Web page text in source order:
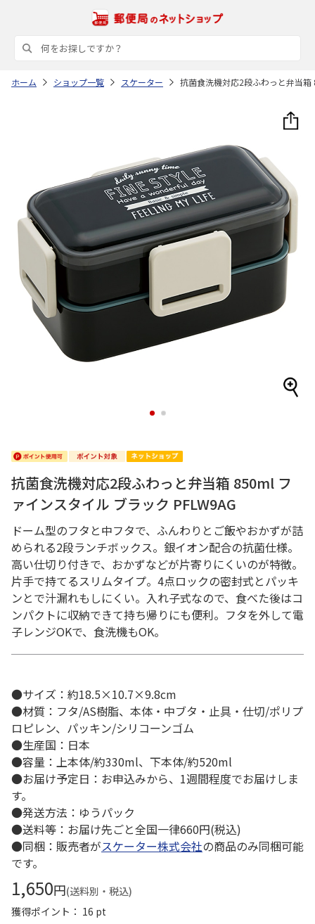
ホーム ショップ一覧 スケーター 抗菌食洗機対応2段ふわっと弁当
1 2
抗菌食洗機対応2段ふわっと弁当箱 850ml フ
ァインスタイル ブラック PFLW9AG
ドーム型のフタと中フタで、ふんわりとご飯やおかずが詰
められる2段ランチボックス。銀イオン配合の抗菌仕様。
高い仕切り付きで、おかずなどが片寄りにくいのが特徴。
片手で持てるスリムタイプ。4点ロックの密封式とパッキ
ンとで汁漏れもしにくい。入れ子式なので、食べた後はコ
ンパクトに収納できて持ち帰りにも便利。フタを外して電
子レンジOKで、食洗機もOK。
●サイズ：約18.5×10.7×9.8cm
●材質：フタ/AS樹脂、本体・中ブタ・止具・仕切/ポリプ
ロピレン、パッキン/シリコーンゴム
●生産国：日本
●容量：上本体/約330ml、下本体/約520ml
●お届け予定日：お申込みから、1週間程度でお届けしま
す。
●発送方法：ゆうパック
●送料等：お届け先ごと全国一律660円(税込)
●同梱：販売者がスケーター株式会社の商品のみ同梱可能
です。
1,650円(送料別・税込)
獲得ポイント： 16 pt